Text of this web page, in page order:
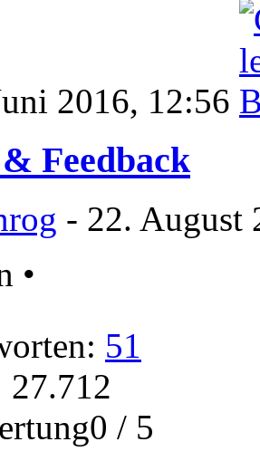
2016, 12:56
Feedback
- 22. August
•
51
27.712
/ 5